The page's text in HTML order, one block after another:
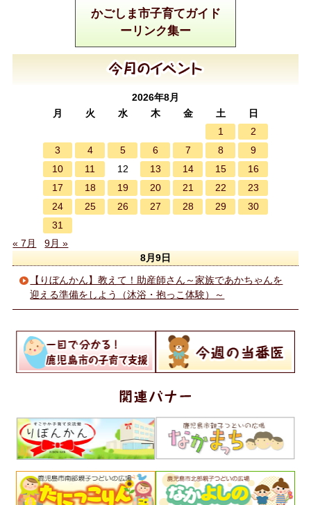
かごしま市子育てガイド
ーリンク集ー
2026年8月
月
火 水 木 金 土
日
1
2
3
4 5 6 7 8
9
10
11 12 13 14 15
16
17
18 19 20 21 22
23
24
25 26 27 28 29
30
31
« 7月
9月 »
8月9日
【りぼんかん】教えて！助産師さん～家族であかちゃんを
迎える準備をしよう（沐浴・抱っこ体験）～